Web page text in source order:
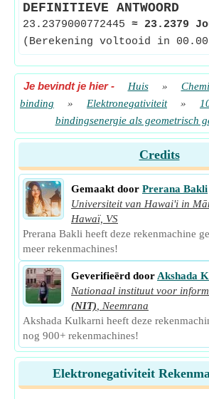
DEFINITIEVE ANTWOORD
23.2379000772445 ≈ 23.2379
(Berekening voltooid in
Je bevindt je hier- Huis »
binding
» Elektronegativiteit »
bindingsenergie als geometrisch
Credits
Gemaakt door Prerana Bakli
Universiteit van Hawai'i in
Hawaï, VS
Prerana Bakli heeft deze rekenmachine
meer rekenmachines!
Geverifieërd door Akshada
Nationaal instituut voor
(NIT)
Neemrana
Akshada Kulkarni heeft deze
nog 900+ rekenmachines!
Elektronegativiteit